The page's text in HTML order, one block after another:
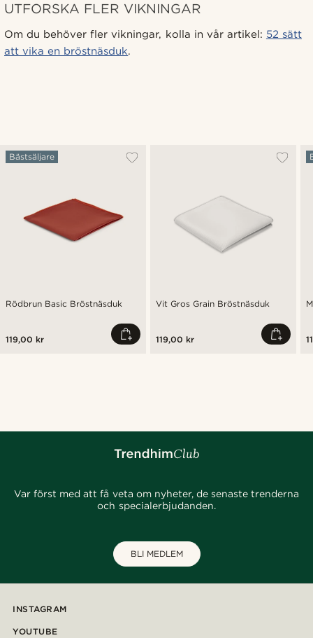
UTFORSKA FLER VIKNINGAR
Om du behöver fler vikningar, kolla in vår artikel: 52 sätt
att vika en bröstnäsduk.
Rödbrun Basic Bröstnäsduk
Bästsäljare
119,00 kr
Vit Gros Grain Bröstnäsduk
119,00 kr
Var först med att få veta om nyheter, de senaste trenderna
och specialerbjudanden.
BLI MEDLEM
INSTAGRAM
YOUTUBE